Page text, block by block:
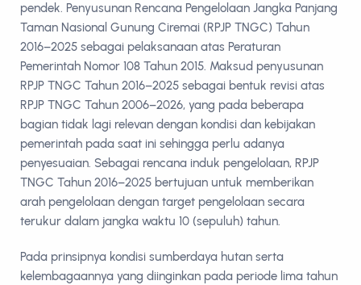
pendek. Penyusunan Rencana Pengelolaan Jangka Panjang
Taman Nasional Gunung Ciremai (RPJP TNGC) Tahun
2016–2025 sebagai pelaksanaan atas Peraturan
Pemerintah Nomor 108 Tahun 2015. Maksud penyusunan
RPJP TNGC Tahun 2016–2025 sebagai bentuk revisi atas
RPJP TNGC Tahun 2006–2026, yang pada beberapa
bagian tidak lagi relevan dengan kondisi dan kebijakan
pemerintah pada saat ini sehingga perlu adanya
penyesuaian. Sebagai rencana induk pengelolaan, RPJP
TNGC Tahun 2016–2025 bertujuan untuk memberikan
arah pengelolaan dengan target pengelolaan secara
terukur dalam jangka waktu 10 (sepuluh) tahun.
Pada prinsipnya kondisi sumberdaya hutan serta
kelembagaannya yang diinginkan pada periode lima tahun